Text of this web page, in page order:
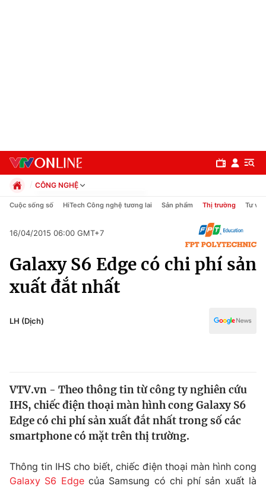
Chính trị
Thế giới
Tin tức
Câu chuyện quốc tế
Kinh tế
Tài chính
Dữ liệu và đời sống
CÔNG NGHỆ
Chính trị
Pháp luật
Thể thao
Truyền hình
Văn hóa - Giải trí
Đời sống
Cuộc sống số HiTech Công nghệ tương lai Sản phẩm Thị trường Tư vấn
16/04/2015 06:00 GMT+7
Galaxy S6 Edge có chi phí sản
xuất đắt nhất
LH (Dịch)
VTV.vn - Theo thông tin từ công ty nghiên cứu
IHS, chiếc điện thoại màn hình cong Galaxy S6
Edge có chi phí sản xuất đắt nhất trong số các
smartphone có mặt trên thị trường.
Thông tin IHS cho biết, chiếc điện thoại màn hình cong
Galaxy S6 Edgecủa Samsung có chi phí sản xuất là